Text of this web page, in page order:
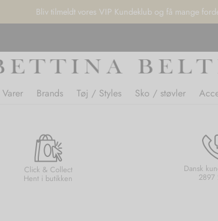
Bliv tilmeldt vores VIP Kundeklub og få mange
Brands Tøj / Styles Sko / støvler
Click & Collect
Hent i butikken
Dansk
2897